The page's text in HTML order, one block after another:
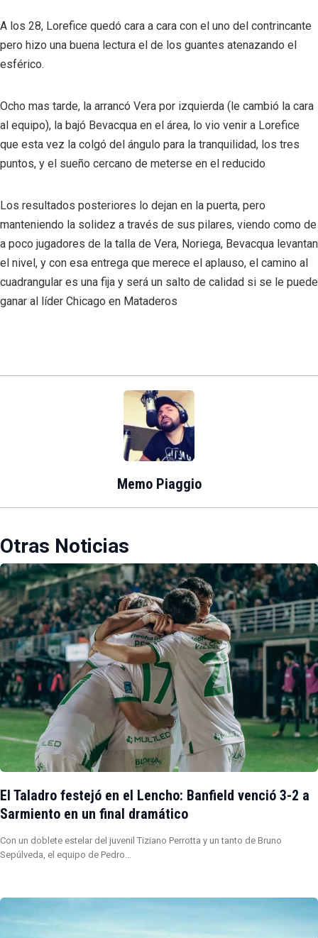
A los 28, Lorefice quedó cara a cara con el uno del contrincante
pero hizo una buena lectura el de los guantes atenazando el
esférico.
Ocho mas tarde, la arrancó Vera por izquierda (le cambió la cara
al equipo), la bajó Bevacqua en el área, lo vio venir a Lorefice
que esta vez la colgó del ángulo para la tranquilidad, los tres
puntos, y el sueño cercano de meterse en el reducido
Los resultados posteriores lo dejan en la puerta, pero
manteniendo la solidez a través de sus pilares, viendo como de
a poco jugadores de la talla de Vera, Noriega, Bevacqua levantan
el nivel, y con esa entrega que merece el aplauso, el camino al
cuadrangular es una fija y será un salto de calidad si se le puede
ganar al líder Chicago en Mataderos
Memo Piaggio
Otras Noticias
El Taladro festejó en el Lencho: Banfield venció 3-2 a
Sarmiento en un final dramático
Con un doblete estelar del juvenil Tiziano Perrotta y un tanto de Bruno
Sepúlveda, el equipo de Pedro…